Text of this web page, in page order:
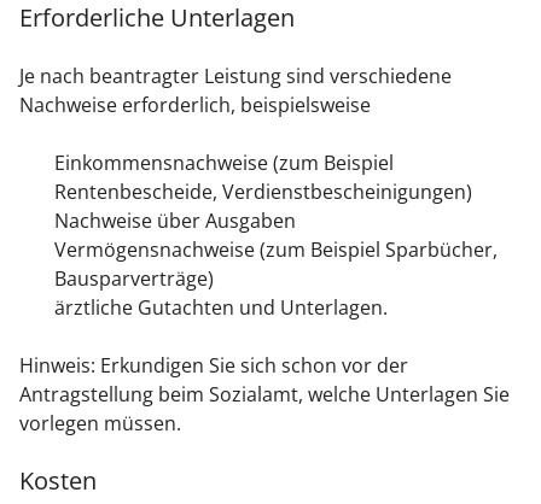
Erforderliche Unterlagen
Je nach beantragter Leistung sind verschiedene
Nachweise erforderlich, beispielsweise
Einkommensnachweise (zum Beispiel
Rentenbescheide, Verdienstbescheinigungen)
Nachweise über Ausgaben
Vermögensnachweise (zum Beispiel Sparbücher,
Bausparverträge)
ärztliche Gutachten und Unterlagen.
Hinweis: Erkundigen Sie sich schon vor der
Antragstellung beim Sozialamt, welche Unterlagen Sie
vorlegen müssen.
Kosten